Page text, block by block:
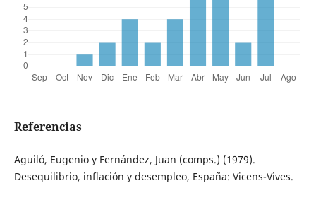
Referencias
Aguiló, Eugenio y Fernández, Juan (comps.) (1979).
Desequilibrio, inflación y desempleo, España: Vicens-Vives.